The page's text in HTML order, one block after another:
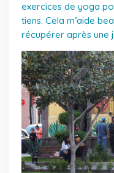
exercices de yoga
tiens. Cela m’aide
récupérer après une